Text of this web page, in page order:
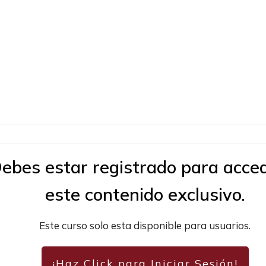
estar registrado para
este contenido exclusivo.
Este curso solo esta disponible para usuarios.